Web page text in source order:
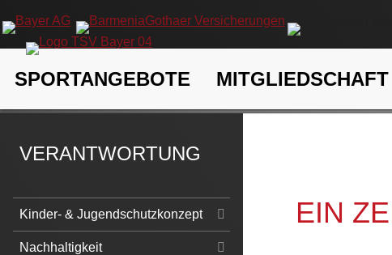
Navigation
überspringen
SPORTANGEBOTE MITGLIEDSCHAFT
EIN
VERANTWORTUNG
Navigation
überspringen
Kinder- & Jugendschutzkonzept
Nachhaltigkeit